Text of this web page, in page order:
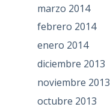
marzo 2014
febrero 2014
enero 2014
diciembre 2013
noviembre 2013
octubre 2013